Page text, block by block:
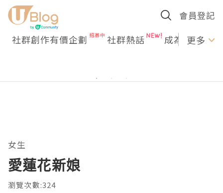
會員登記
社群創作有價企劃 社群熱話 成為U更多
女生
愛蓮花新娘
瀏覽次數:324